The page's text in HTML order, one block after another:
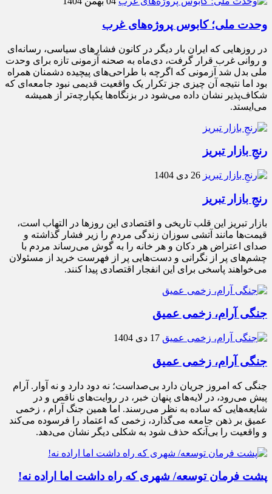
وحدت ملی؛ کابوس پروژه‌های غرب
در روزهایی که ایران بار دیگر در کانون فشارهای سیاسی، رسانه‌ای
و روانی غرب قرار گرفت، دی‌ماه به صحنه آزمونی تازه برای وحدت
ملی بدل شد آزمونی که اگرچه با طراحی‌های پیچیده دشمنان همراه
بود اما نتیجه آن چیزی جز تکرار یک واقعیت قدیمی نبود جامعه‌ای که
شکاف‌پذیر نشان داده می‌شود در بزنگاه‌ها یکپارچه‌تر از همیشه
می‌ایستد.
رنجِ بازار تبریز
26 دی 1404
رنجِ بازار تبریز
بازار تبریز این قلب تاریخی و اقتصادی این روزها در التهاب است،
قیمت‌ها مانند آتشی سوزان زندگی مردم را زیر فشار گذاشته و
صدای اعتراض هر دکان و هر خانه را به گوش می‌رساند مردم با
چشم‌های پر از نگرانی و دست‌هایی پر از فهرست خرید از مسئولان
می‌خواهند پاسخی برای این انفجار اقتصادی پیدا کنند.
جنگی آرام، زخمی عمیق
17 دی 1404
جنگی آرام، زخمی عمیق
جنگی که امروز جریان دارد بی‌صداست؛ نه دود دارد و نه آوار. آرام
پیش می‌رود، در لایه‌های پنهان خبر، در روایت‌های ناقص و در
شایعه‌هایی که ساده به نظر می‌رسند. اما همین جنگ آرام ، زخمی
عمیق بر ذهن جامعه می‌گذارد، زخمی که اعتماد را فرسوده می‌کند
و واقعیت را بی‌آنکه حذف شود به شکلی دیگر نشان می‌دهد.
پشت فرمان توسعه/ شهری که راه داشت اما اراده نه!